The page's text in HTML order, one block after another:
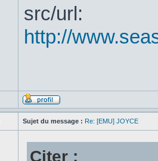
src/url:
http://
Sujet du message : Re: [EMU] JOYCE
Citer :